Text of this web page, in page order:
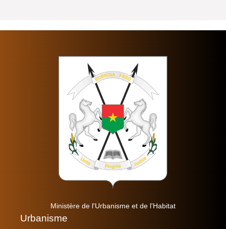
Ministère de l'Urbanisme et de l'Habitat
Urbanisme